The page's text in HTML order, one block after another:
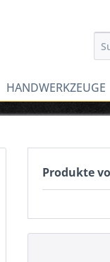
HANDWERKZEUGE
Produkte